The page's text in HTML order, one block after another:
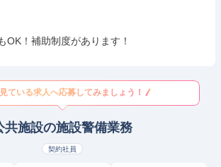
OK！補助制度があります！
ている求人へ応募してみましょう！
共施設の施設警備業務
契約社員